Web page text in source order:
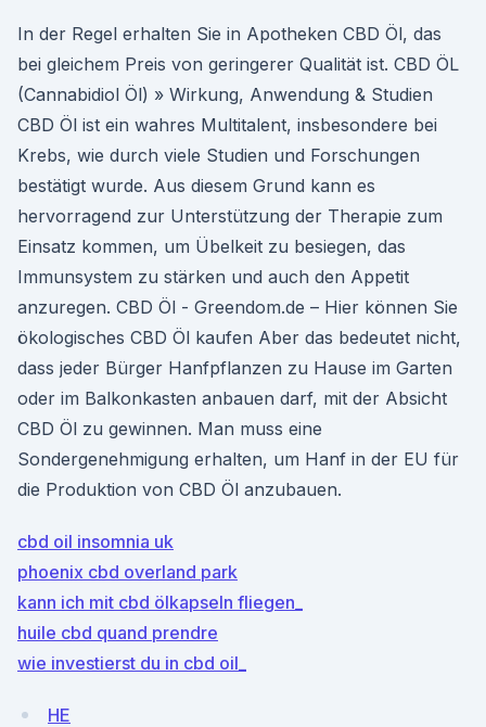
In der Regel erhalten Sie in Apotheken CBD Öl, das
bei gleichem Preis von geringerer Qualität ist. CBD ÖL
(Cannabidiol Öl) » Wirkung, Anwendung & Studien
CBD Öl ist ein wahres Multitalent, insbesondere bei
Krebs, wie durch viele Studien und Forschungen
bestätigt wurde. Aus diesem Grund kann es
hervorragend zur Unterstützung der Therapie zum
Einsatz kommen, um Übelkeit zu besiegen, das
Immunsystem zu stärken und auch den Appetit
anzuregen. CBD Öl - Greendom.de – Hier können Sie
ökologisches CBD Öl kaufen Aber das bedeutet nicht,
dass jeder Bürger Hanfpflanzen zu Hause im Garten
oder im Balkonkasten anbauen darf, mit der Absicht
CBD Öl zu gewinnen. Man muss eine
Sondergenehmigung erhalten, um Hanf in der EU für
die Produktion von CBD Öl anzubauen.
cbd oil insomnia uk
phoenix cbd overland park
kann ich mit cbd ölkapseln fliegen_
huile cbd quand prendre
wie investierst du in cbd oil_
HE